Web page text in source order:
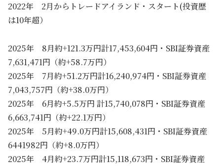
2022年 2月からトレードアイランド・スタート(投資歴
は10年超）
2025年 8月約+121.3万円計17,453,604円・SBI証券資産
7,631,471円（約+58.7万円）
2025年 7月約+51.2万円計16,240,974円・SBI証券資産
7,043,757円（約+38.0万円）
2025年 6月約+5.5万円 計15,740,078円・SBI証券資産
6,663,741円（約+22.1万円）
2025年 5月約+49.0万円計15,608,431円・SBI証券資産
6441982円（約+8.0万円）
2025年 4月約+23.7万円計15,118,673円・SBI証券資産